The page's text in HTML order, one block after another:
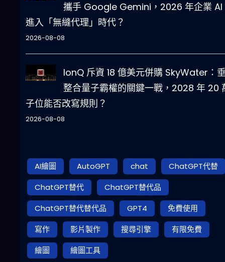
攜手 Google Gemini，2026 年企業 AI
進入「無縫代理」時代？
2026-08-08
IonQ 斥資 18 億美元併購 SkyWater：
整合量子霸權的關鍵一戰，2028 年 20
子位能否改寫規則？
2026-08-08
AI繪圖 AutoGPT chat
ChatGPT代替
ChatGPT替代
ChatGPT替代品
ChatGPT替代替代品
GPT4
免費使用
寫作
影片製作 搜尋引擎
有限免費
繪圖
繪圖工具